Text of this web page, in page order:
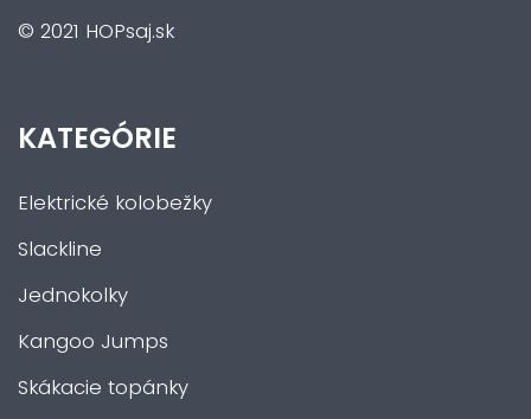
© 2021 HOPsaj.sk
KATEGÓRIE
Elektrické kolobežky
Slackline
Jednokolky
Kangoo Jumps
Skákacie topánky